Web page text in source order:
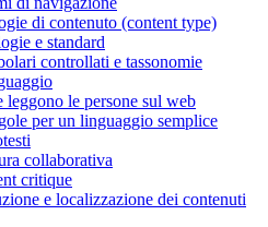
di contenuto (content type)
e standard
controllati e tassonomie
leggono le persone sul web
per un linguaggio semplice
collaborativa
critique
e localizzazione dei contenuti